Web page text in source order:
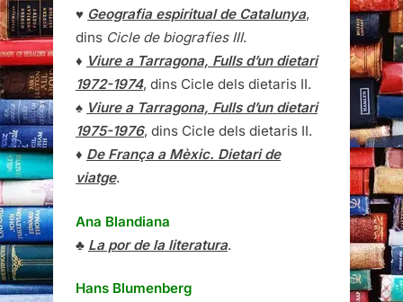
♥ Geografia espiritual de Catalunya,
dins Cicle de biografies III.
♦ Viure a Tarragona, Fulls d’un dietari
1972-1974, dins Cicle dels dietaris II.
♠ Viure a Tarragona, Fulls d’un dietari
1975-1976, dins Cicle dels dietaris II.
♦ De França a Mèxic. Dietari de
viatge.
Ana Blandiana
♣ La por de la literatura.
Hans Blumenberg